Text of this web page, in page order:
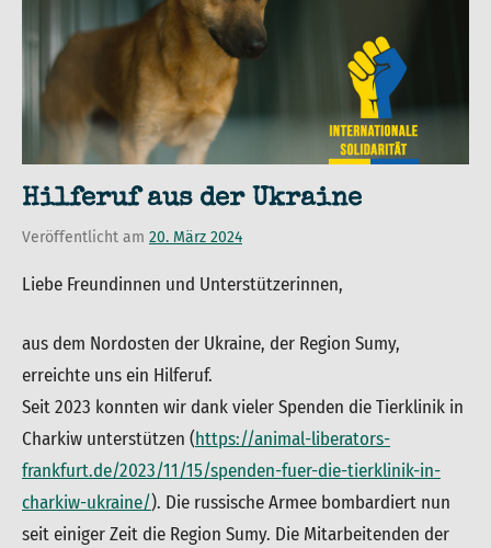
Hilferuf aus der Ukraine
Veröffentlicht am 20. März 2024
Liebe Freundinnen und Unterstützerinnen,
aus dem Nordosten der Ukraine, der Region Sumy,
erreichte uns ein Hilferuf.
Seit 2023 konnten wir dank vieler Spenden die Tierklinik in
Charkiw unterstützen (https://animal-liberators-
frankfurt.de/2023/11/15/spenden-fuer-die-tierklinik-in-
charkiw-ukraine/). Die russische Armee bombardiert nun
seit einiger Zeit die Region Sumy. Die Mitarbeitenden der